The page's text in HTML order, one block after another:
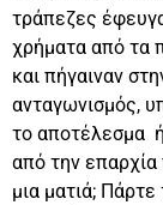
τράπεζες
χρήματα από τα
και πήγαιναν
ανταγωνισμός,
το αποτέλεσμα
από την
μια ματιά;